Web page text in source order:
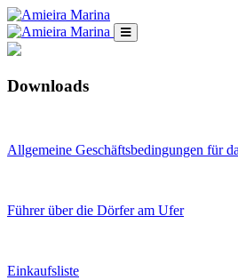
Downloads
Allgemeine Geschäftsbedingungen für
Führer über die Dörfer am Ufer
Einkaufsliste